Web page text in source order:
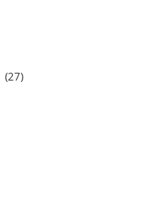
(27)